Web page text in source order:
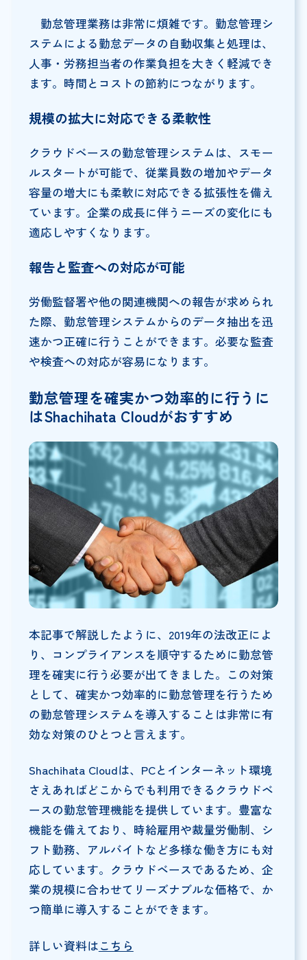
勤怠管理業務は非常に煩雑です。勤怠管理シ
ステムによる勤怠データの自動収集と処理は、
人事・労務担当者の作業負担を大きく軽減でき
ます。時間とコストの節約につながります。
規模の拡大に対応できる柔軟性
クラウドベースの勤怠管理システムは、スモー
ルスタートが可能で、従業員数の増加やデータ
容量の増大にも柔軟に対応できる拡張性を備え
ています。企業の成長に伴うニーズの変化にも
適応しやすくなります。
報告と監査への対応が可能
労働監督署や他の関連機関への報告が求められ
た際、勤怠管理システムからのデータ抽出を迅
速かつ正確に行うことができます。必要な監査
や検査への対応が容易になります。
勤怠管理を確実かつ効率的に行うに
はShachihata Cloudがおすすめ
本記事で解説したように、2019年の法改正によ
り、コンプライアンスを順守するために勤怠管
理を確実に行う必要が出てきました。この対策
として、確実かつ効率的に勤怠管理を行うため
の勤怠管理システムを導入することは非常に有
効な対策のひとつと言えます。
Shachihata Cloudは、PCとインターネット環境
さえあればどこからでも利用できるクラウドベ
ースの勤怠管理機能を提供しています。豊富な
機能を備えており、時給雇用や裁量労働制、シ
フト勤務、アルバイトなど多様な働き方にも対
応しています。クラウドベースであるため、企
業の規模に合わせてリーズナブルな価格で、か
つ簡単に導入することができます。
詳しい資料はこちら